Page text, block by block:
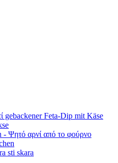
gebackener Feta-Dip mit Käse
Ψητό αρνί από το φούρνο
sti skara